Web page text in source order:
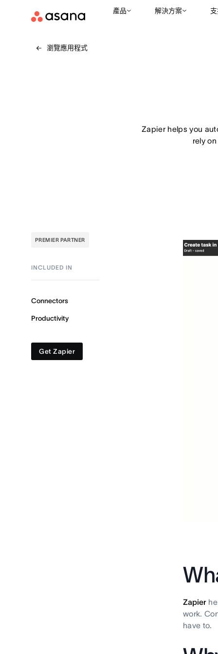
產品 解決方案
瀏覽應用程式
Zapier helps you
rely
PREMIER PARTNER
INCLUDED IN
Connectors
Productivity
Get Zapier
Zapier
work.
have to.